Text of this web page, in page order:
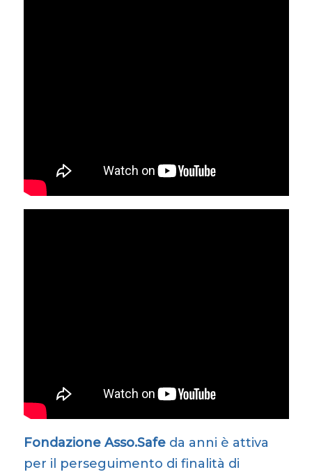
Fondazione Asso.Safe da anni è attiva
per il perseguimento di finalità di